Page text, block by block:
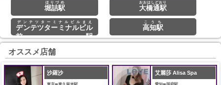
堀詰駅
ほりづめ
大橋通駅
おおはしどおり
デンテツターミナルビル
前駅
デンテツターミナルビルまえ
高知駅
こうち
オススメ店舗
沙羅沙 艾麗莎 Alisa Spa